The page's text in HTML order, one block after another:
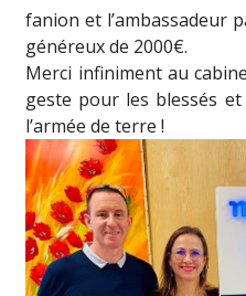
fanion et l’ambassadeur
généreux de 2000€.
Merci infiniment au
geste pour les blessés
l’armée de terre !